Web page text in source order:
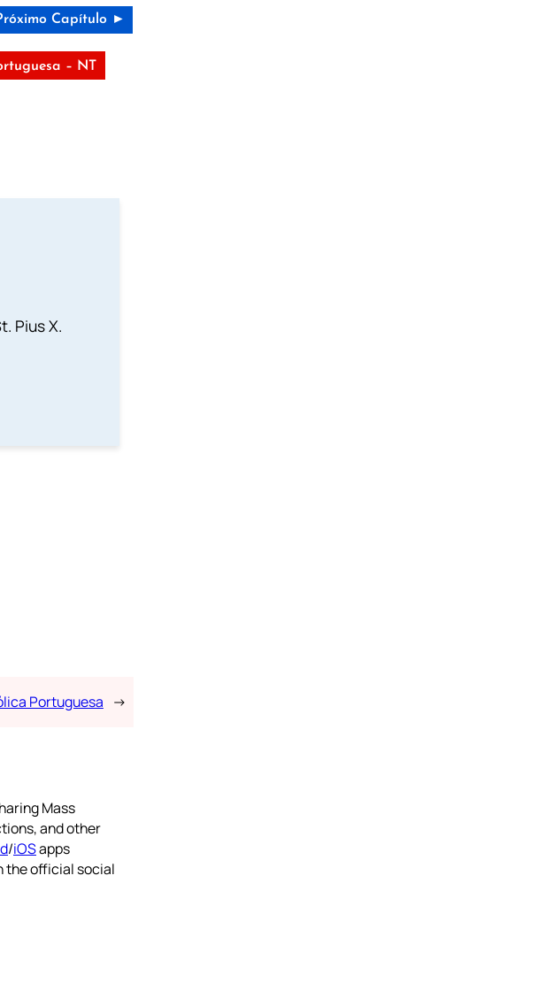
Capítulo ►
– NT
Pius X.
Portuguesa →
Mass
and other
/iOSapps
the official social